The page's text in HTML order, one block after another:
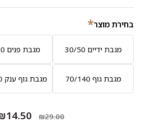
בחירת מוצר*
מגבת ידיים 30/50 מגבת פנים 50/90
מגבת גוף 70/140 מגבת גוף ענק 90/150
₪29.00